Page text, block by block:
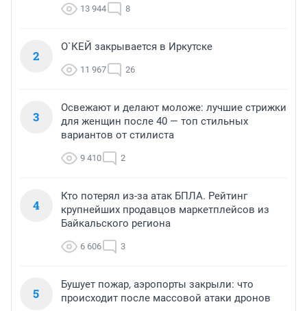
13 944 8
2
О`КЕЙ закрывается в Иркутске
11 967 26
3
Освежают и делают моложе: лучшие стрижки
для женщин после 40 — топ стильных
вариантов от стилиста
9 410 2
4
Кто потерял из-за атак БПЛА. Рейтинг
крупнейших продавцов маркетплейсов из
Байкальского региона
6 606 3
5
Бушует пожар, аэропорты закрыли: что
происходит после массовой атаки дронов